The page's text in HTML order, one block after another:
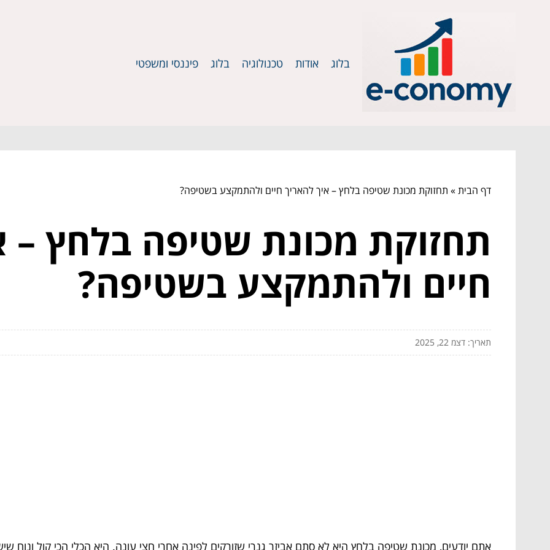
בלוג אודות טכנולוגיה בלוג פיננסי ומשפטי
דף הבית» תחזוקת מכונת שטיפה בלחץ – איך להאריך חיים ולהתמקצע בשטיפה?
תחזוקת מכונת שטיפה בלחץ –
חיים ולהתמקצע בשטיפה?
תאריך: דצמ 22, 2025
אתם יודעים, מכונת שטיפה בלחץ היא לא סתם אביזר גנרי שזורקים לפינה אחרי חצי עונה. היא הכלי הכי קול ונוח